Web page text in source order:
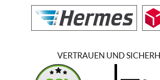
VERTRAUEN UND